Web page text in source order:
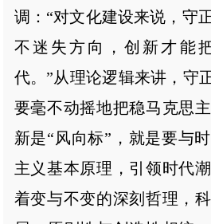
调：“对文化建设来说，守
不迷失方向，创新才能
代。”从理论逻辑来讲，守
要毫不动摇地把稳马克思
新是“风向标”，就是要与
主义基本原理，引领时代
着变与不变的深刻哲理，